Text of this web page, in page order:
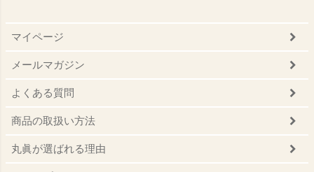
マイページ
メールマガジン
よくある質問
商品の取扱い方法
丸眞が選ばれる理由